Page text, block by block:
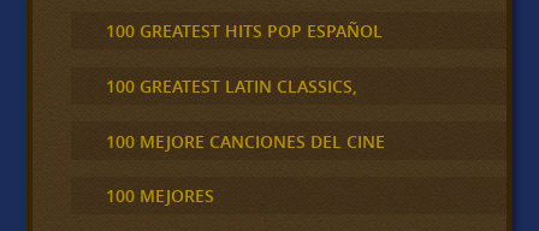
100 GREATEST HITS POP ESPAÑOL
100 GREATEST LATIN CLASSICS,
100 MEJORE CANCIONES DEL CINE
100 MEJORES